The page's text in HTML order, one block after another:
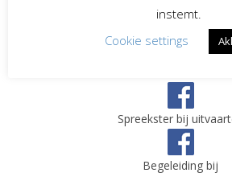
Social Media
Spreekster bij
Begeleiding bij
instemt.
Cookie settings